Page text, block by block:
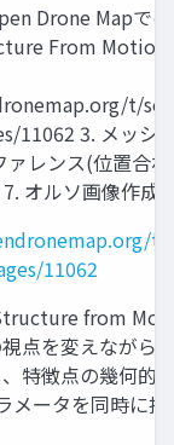
Drone Mapで
From
t/
11062 3. メッシ
ァレンス(位置合
オルソ画像作成 3
t/
11062
from
点を変えながら
特徴点の幾何的
メータを同時に